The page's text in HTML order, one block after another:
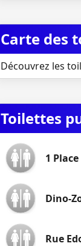
Carte des
Découvrez les
Toilettes
1
Dino-
Rue